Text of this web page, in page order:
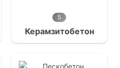
5
Керамзитобетон